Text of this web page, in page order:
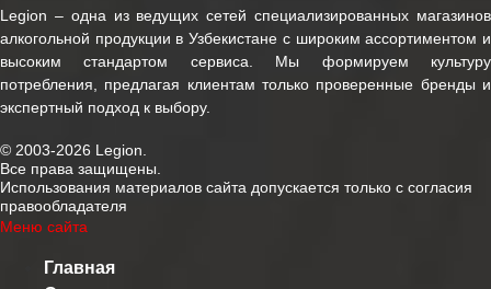
Legion ‒ одна из ведущих сетей специализированных магазинов
алкогольной продукции в Узбекистане с широким ассортиментом и
высоким стандартом сервиса. Мы формируем культуру
потребления, предлагая клиентам только проверенные бренды и
экспертный подход к выбору.
© 2003-2026 Legion.
Все права защищены.
Использования материалов сайта допускается только с согласия
правообладателя
Меню сайта
Главная